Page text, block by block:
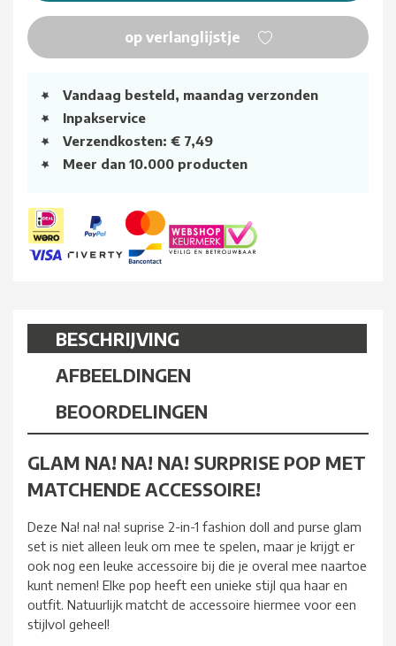
op verlanglijstje
Vandaag besteld, maandag verzonden
Inpakservice
Verzendkosten: € 7,49
Meer dan 10.000 producten
BESCHRIJVING
AFBEELDINGEN
BEOORDELINGEN
GLAM NA! NA! NA! SURPRISE POP MET
MATCHENDE ACCESSOIRE!
Deze Na! na! na! suprise 2-in-1 fashion doll and purse glam
set is niet alleen leuk om mee te spelen, maar je krijgt er
ook nog een leuke accessoire bij die je overal mee naartoe
kunt nemen! Elke pop heeft een unieke stijl qua haar en
outfit. Natuurlijk matcht de accessoire hiermee voor een
stijlvol geheel!